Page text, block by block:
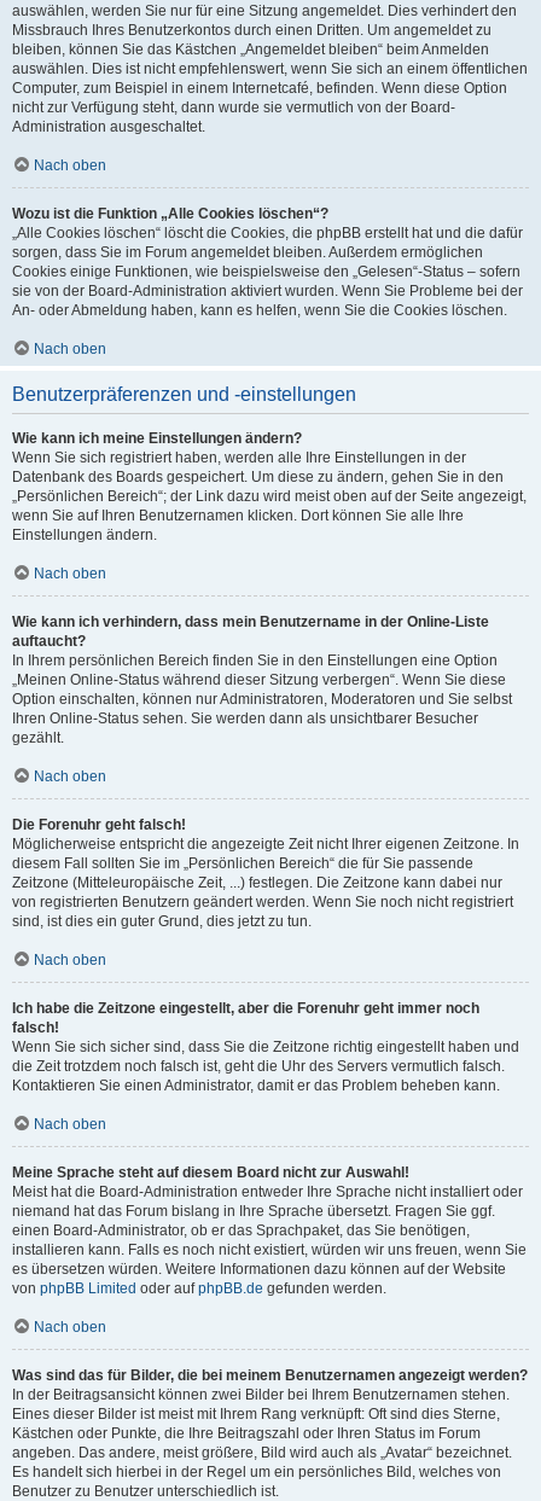
auswählen, werden Sie nur für eine Sitzung angemeldet. Dies verhindert den
Missbrauch Ihres Benutzerkontos durch einen Dritten. Um angemeldet zu
bleiben, können Sie das Kästchen „Angemeldet bleiben“ beim Anmelden
auswählen. Dies ist nicht empfehlenswert, wenn Sie sich an einem öffentlichen
Computer, zum Beispiel in einem Internetcafé, befinden. Wenn diese Option
nicht zur Verfügung steht, dann wurde sie vermutlich von der Board-
Administration ausgeschaltet.
Nach oben
Wozu ist die Funktion „Alle Cookies löschen“?
„Alle Cookies löschen“ löscht die Cookies, die phpBB erstellt hat und die dafür
sorgen, dass Sie im Forum angemeldet bleiben. Außerdem ermöglichen
Cookies einige Funktionen, wie beispielsweise den „Gelesen“-Status – sofern
sie von der Board-Administration aktiviert wurden. Wenn Sie Probleme bei der
An- oder Abmeldung haben, kann es helfen, wenn Sie die Cookies löschen.
Nach oben
Benutzerpräferenzen und -einstellungen
Wie kann ich meine Einstellungen ändern?
Wenn Sie sich registriert haben, werden alle Ihre Einstellungen in der
Datenbank des Boards gespeichert. Um diese zu ändern, gehen Sie in den
„Persönlichen Bereich“; der Link dazu wird meist oben auf der Seite angezeigt,
wenn Sie auf Ihren Benutzernamen klicken. Dort können Sie alle Ihre
Einstellungen ändern.
Nach oben
Wie kann ich verhindern, dass mein Benutzername in der Online-Liste
auftaucht?
In Ihrem persönlichen Bereich finden Sie in den Einstellungen eine Option
„Meinen Online-Status während dieser Sitzung verbergen“. Wenn Sie diese
Option einschalten, können nur Administratoren, Moderatoren und Sie selbst
Ihren Online-Status sehen. Sie werden dann als unsichtbarer Besucher
gezählt.
Nach oben
Die Forenuhr geht falsch!
Möglicherweise entspricht die angezeigte Zeit nicht Ihrer eigenen Zeitzone. In
diesem Fall sollten Sie im „Persönlichen Bereich“ die für Sie passende
Zeitzone (Mitteleuropäische Zeit, ...) festlegen. Die Zeitzone kann dabei nur
von registrierten Benutzern geändert werden. Wenn Sie noch nicht registriert
sind, ist dies ein guter Grund, dies jetzt zu tun.
Nach oben
Ich habe die Zeitzone eingestellt, aber die Forenuhr geht immer noch
falsch!
Wenn Sie sich sicher sind, dass Sie die Zeitzone richtig eingestellt haben und
die Zeit trotzdem noch falsch ist, geht die Uhr des Servers vermutlich falsch.
Kontaktieren Sie einen Administrator, damit er das Problem beheben kann.
Nach oben
Meine Sprache steht auf diesem Board nicht zur Auswahl!
Meist hat die Board-Administration entweder Ihre Sprache nicht installiert oder
niemand hat das Forum bislang in Ihre Sprache übersetzt. Fragen Sie ggf.
einen Board-Administrator, ob er das Sprachpaket, das Sie benötigen,
installieren kann. Falls es noch nicht existiert, würden wir uns freuen, wenn Sie
es übersetzen würden. Weitere Informationen dazu können auf der Website
von phpBB Limited oder aufphpBB.de gefunden werden.
Nach oben
Was sind das für Bilder, die bei meinem Benutzernamen angezeigt werden?
In der Beitragsansicht können zwei Bilder bei Ihrem Benutzernamen stehen.
Eines dieser Bilder ist meist mit Ihrem Rang verknüpft: Oft sind dies Sterne,
Kästchen oder Punkte, die Ihre Beitragszahl oder Ihren Status im Forum
angeben. Das andere, meist größere, Bild wird auch als „Avatar“ bezeichnet.
Es handelt sich hierbei in der Regel um ein persönliches Bild, welches von
Benutzer zu Benutzer unterschiedlich ist.